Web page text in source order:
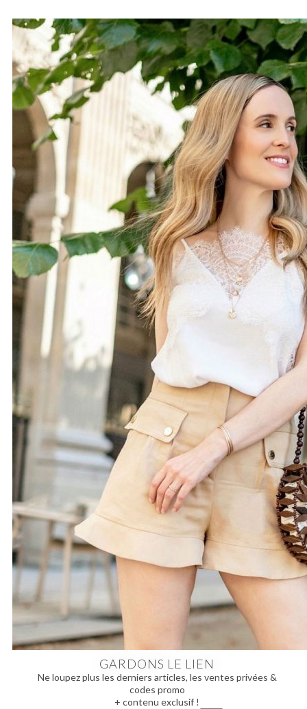
GARDONS LE LIEN
Ne loupez plus les derniers articles, les ventes privées &
codes promo
+ contenu exclusif !